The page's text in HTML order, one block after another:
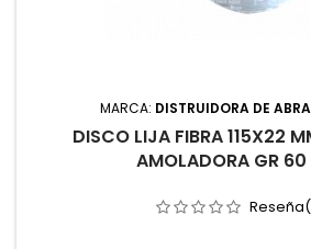
MARCA: DISTRUIDORA DE
DISCO LIJA FIBRA 115X22
AMOLADORA GR 60